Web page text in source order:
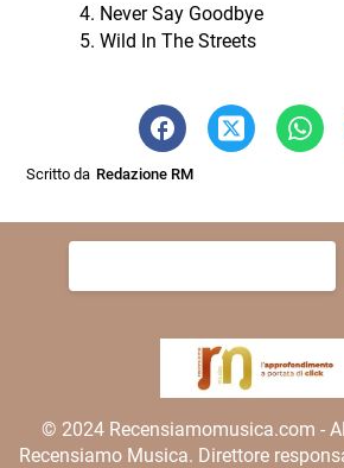
Never Say Goodbye
Wild In The Streets
Scritto da Redazione RM
© 2024 Recensiamomusica.com -
Recensiamo Musica. Direttore